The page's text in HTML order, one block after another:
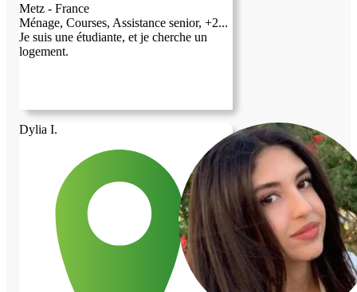
Metz - France
Ménage, Courses, Assistance senior, +2...
Je suis une étudiante, et je cherche un
logement.
Dylia I.